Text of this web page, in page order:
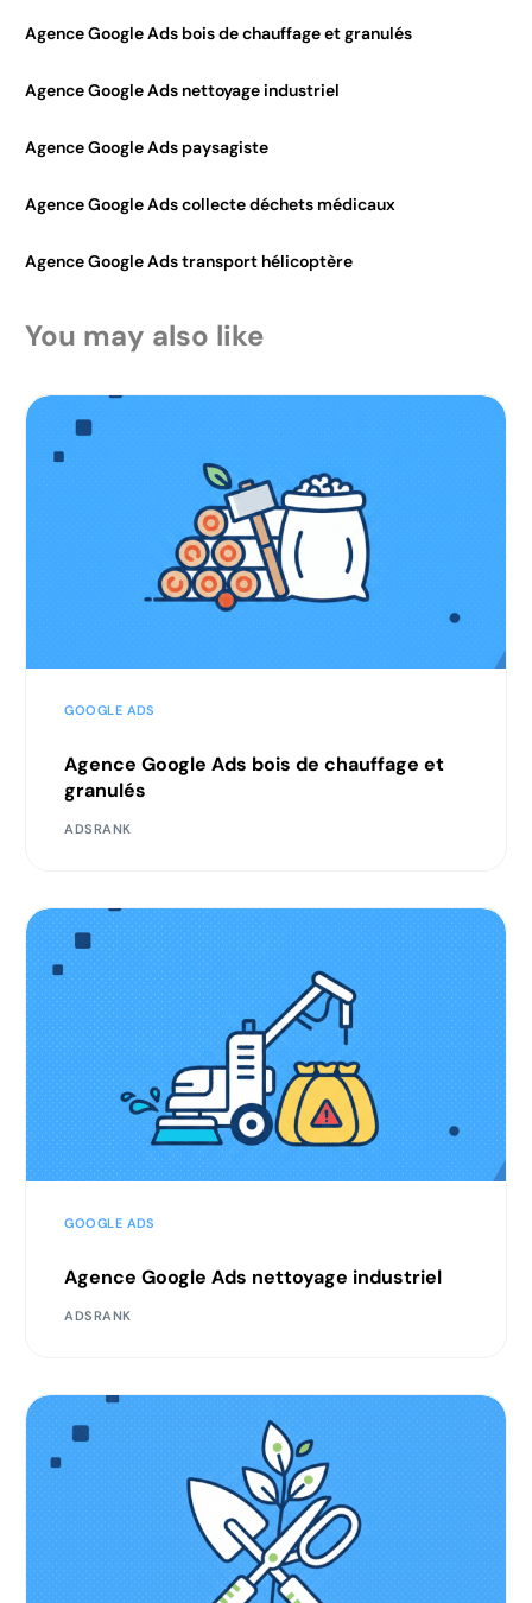
Agence Google Ads bois de chauffage et granulés
Agence Google Ads nettoyage industriel
Agence Google Ads paysagiste
Agence Google Ads collecte déchets médicaux
Agence Google Ads transport hélicoptère
You may also like
GOOGLE ADS
Agence Google Ads bois de chauffage et
granulés
ADSRANK
GOOGLE ADS
Agence Google Ads nettoyage industriel
ADSRANK